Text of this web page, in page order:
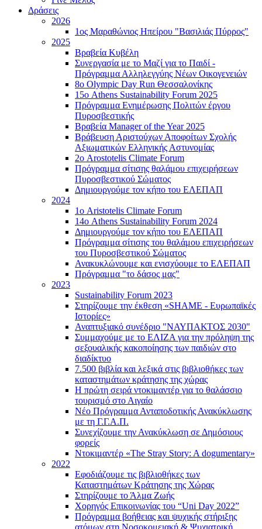
Δράσεις
2026
1ος Μαραθώνιος Ηπείρου "Βασιλιάς Πύρρος"
2025
Βραβεία Κυβέλη
Συνεργασία με το Μαζί για το Παιδί -
Πρόγραμμα Αλληλεγγύης Νέων Οικογενειών
8ο Olympic Day Run Θεσσαλονίκης
15ο Athens Sustainability Forum 2025
Πρόγραμμα Ενημέρωσης Πολιτών έργου
Πυροσβεστικής
Βραβεία Manager of the Year 2025
Βράβευση Αριστούχων Αποφοίτων Σχολής
Αξιωματικών Ελληνικής Αστυνομίας
2ο Arostotelis Climate Forum
Πρόγραμμα σίτισης θαλάμου επιχειρήσεων
Πυροσβεστικού Σώματος
Δημιουργούμε τον κήπο του ΕΛΕΠΑΠ
2024
1ο Aristotelis Climate Forum
14ο Athens Sustainability Forum 2024
Δημιουργούμε τον κήπο του ΕΛΕΠΑΠ
Πρόγραμμα σίτισης του θαλάμου επιχειρήσεων
του Πυροσβεστικού Σώματος
Ανακυκλώνουμε και ενισχύουμε το ΕΛΕΠΑΠ
Πρόγραμμα "το δάσος μας"
2023
Sustainability Forum 2023
Στηρίζουμε την έκθεση «SHAME - Ευρωπαϊκές
Ιστορίες»
Αναπτυξιακό συνέδριο "ΝΑΥΠΑΚΤΟΣ 2030"
Συμμαχούμε με το ΕΛΙΖΑ για την πρόληψη της
σεξουαλικής κακοποίησης των παιδιών στο
διαδίκτυο
7.500 βιβλία και λεξικά στις βιβλιοθήκες των
καταστημάτων κράτησης της χώρας
Η πρώτη σειρά ντοκιμαντέρ για το θαλάσσιο
τουρισμό στο Αιγαίο
Νέο Πρόγραμμα Ανταποδοτικής Ανακύκλωσης
με τη Γ.Γ.Α.Π.
Συνεχίζουμε την Ανακύκλωση σε Δημόσιους
φορείς
Ντοκιμαντέρ «The Stray Story: A dogumentary»
2022
Εφοδιάζουμε τις βιβλιοθήκες των
Καταστημάτων Κράτησης της Χώρας
Στηρίζουμε το Άλμα Ζωής
Χορηγός Επικοινωνίας του “Uni Day 2022”
Πρόγραμμα βοήθειας και ψυχικής στήριξης
ατόμων στη Νοσοκομειακή & Ψυχιατρική